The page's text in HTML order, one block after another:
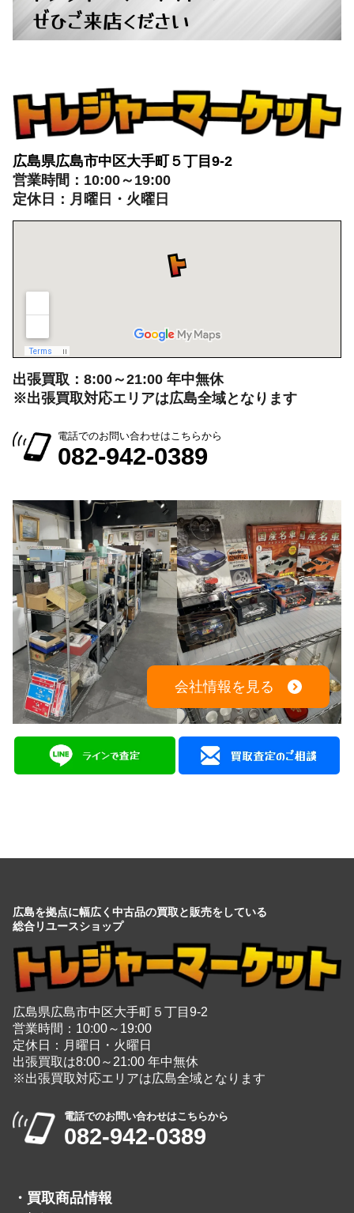
ぜひご来店ください
広島県広島市中区大手町５丁目9-2
営業時間：10:00～19:00
定休日：月曜日・火曜日
出張買取：8:00～21:00 年中無休
※出張買取対応エリアは広島全域となります
電話でのお問い合わせはこちらから
082-942-0389
会社情報を見る
広島を拠点に幅広く中古品の買取と販売をしている
総合リユースショップ
広島県広島市中区大手町５丁目9-2
営業時間：10:00～19:00
定休日：月曜日・火曜日
出張買取は8:00～21:00 年中無休
※出張買取対応エリアは広島全域となります
電話でのお問い合わせはこちらから
082-942-0389
・ 買取商品情報